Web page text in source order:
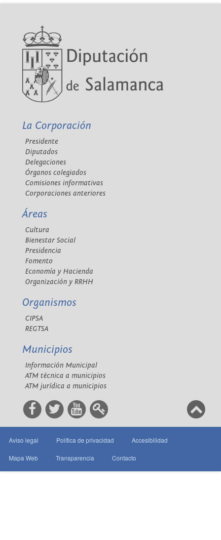
La Corporación
Presidente
Diputados
Delegaciones
Órganos colegiados
Comisiones informativas
Corporaciones anteriores
Áreas
Cultura
Bienestar Social
Presidencia
Fomento
Economía y Hacienda
Organización y RRHH
Organismos
CIPSA
REGTSA
Municipios
Información Municipal
ATM técnica a municipios
ATM jurídica a municipios
Aviso legal Política de privacidad Accesibilidad
Mapa Web Transparencia Contacto